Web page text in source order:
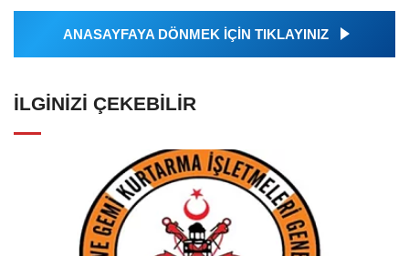
ANASAYFAYA DÖNMEK İÇİN TIKLAYINIZ
İLGINIZI ÇEKEBILIR